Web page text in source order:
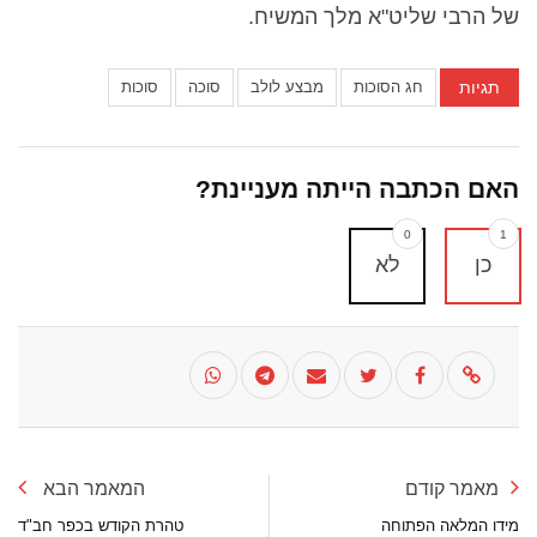
של הרבי שליט"א מלך המשיח.
תגיות חג הסוכות מבצע לולב סוכה סוכות
האם הכתבה הייתה מעניינת?
כן
1
לא
0
מאמר קודם
מידו המלאה הפתוחה
המאמר הבא
טהרת הקודש בכפר חב"ד